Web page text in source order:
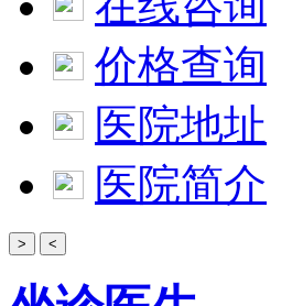
价格查询
医院地址
医院简介
> <